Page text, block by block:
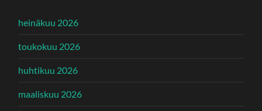
heinäkuu 2026
toukokuu 2026
huhtikuu 2026
maaliskuu 2026